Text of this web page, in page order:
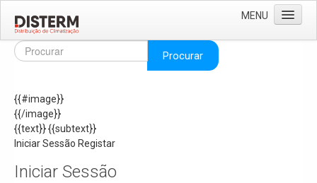
MENU
Home
Áreas de Negócio
Missão e Valores
As Nossas Marcas
Recrutamento
Procurar
{{#image}}
{{/image}}
{{text}}{{subtext}}
Iniciar Sessão Registar
Iniciar Sessão